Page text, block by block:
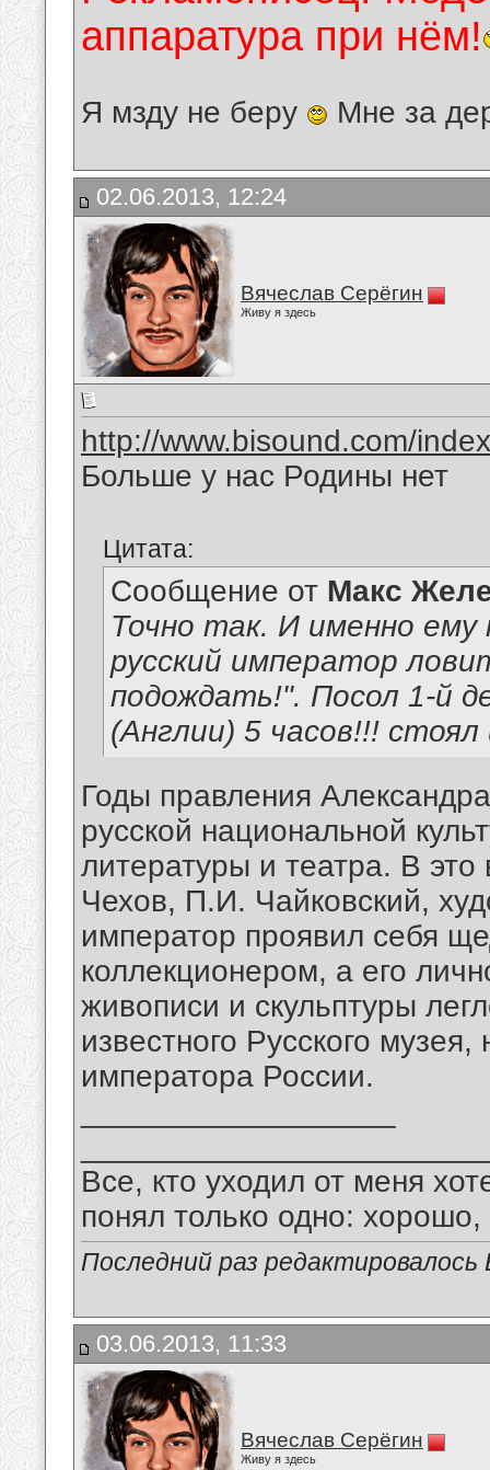
аппаратура при нём!
Я мзду не беру Мне за
02.06.2013, 12:24
Вячеслав Серёгин
Живу я здесь
http://www.bisound.com/
Больше у нас Родины нет
Цитата:
Сообщение от Макс
Точно так. И именно ему
русский император
подождать!". Посол 1-й
(Англии) 5 часов!!!
Годы правления
русской национальной
литературы и театра. В
Чехов, П.И. Чайковский,
император проявил себя
коллекционером, а его
живописи и скульптуры
известного Русского
императора России.
Все, кто уходил от меня
понял только одно:
Последний раз
03.06.2013, 11:33
Вячеслав Серёгин
Живу я здесь